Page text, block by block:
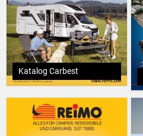
Katalog Carbest